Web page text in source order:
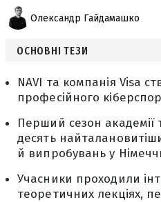
Олександр Гайдамашко
ОСНОВНІ ТЕЗИ
NAVI та компанія Visa
професійного
Перший сезон академії
десять
й випробувань у
Учасники проходили
теоретичних лекціях,